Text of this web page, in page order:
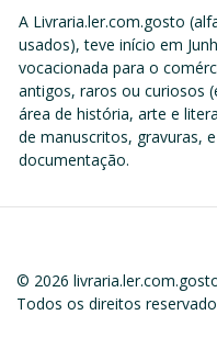
A Livraria.ler.com.gosto
usados), teve início em
vocacionada para o
antigos, raros ou curiosos
área de história, arte e
de manuscritos, gravuras,
documentação.
© 2026
Todos os direitos